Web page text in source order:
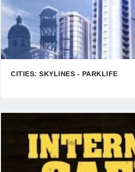
CITIES: SKYLINES - PARKLIFE